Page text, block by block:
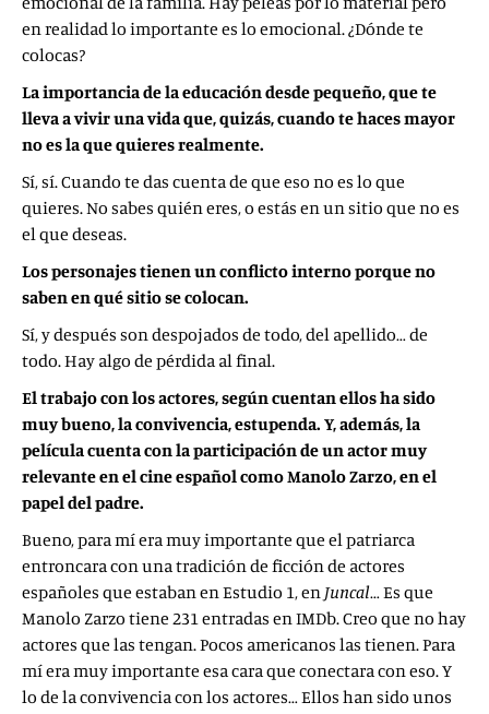
en realidad lo importante es lo emocional. ¿Dónde te
colocas?
La importancia de la educación desde pequeño, que te
lleva a vivir una vida que, quizás, cuando te haces mayor
no es la que quieres realmente.
Sí, sí. Cuando te das cuenta de que eso no es lo que
quieres. No sabes quién eres, o estás en un sitio que no es
el que deseas.
Los personajes tienen un conflicto interno porque no
saben en qué sitio se colocan.
Sí, y después son despojados de todo, del apellido… de
todo. Hay algo de pérdida al final.
El trabajo con los actores, según cuentan ellos ha sido
muy bueno, la convivencia, estupenda. Y, además, la
película cuenta con la participación de un actor muy
relevante en el cine español como Manolo Zarzo, en el
papel del padre.
Bueno, para mí era muy importante que el patriarca
entroncara con una tradición de ficción de actores
españoles que estaban en Estudio 1, en Juncal… Es que
Manolo Zarzo tiene 231 entradas en IMDb. Creo que no hay
actores que las tengan. Pocos americanos las tienen. Para
mí era muy importante esa cara que conectara con eso. Y
lo de la convivencia con los actores… Ellos han sido unos